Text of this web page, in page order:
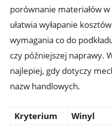
porównanie materiałów
ułatwia wyłapanie
wymagania co do
czy późniejszej naprawy.
najlepiej, gdy dotyczy
nazw handlowych.
Kryterium Winyl